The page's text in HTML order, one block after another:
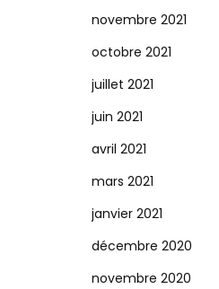
novembre 2021
octobre 2021
juillet 2021
juin 2021
avril 2021
mars 2021
janvier 2021
décembre 2020
novembre 2020